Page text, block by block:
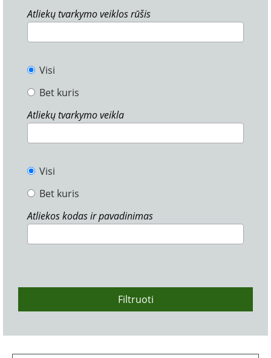
Atliekų tvarkymo veiklos rūšis
Visi
Bet kuris
Atliekų tvarkymo veikla
Visi
Bet kuris
Atliekos kodas ir pavadinimas
Filtruoti